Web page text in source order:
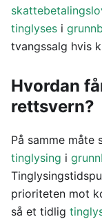
tinglyses i
tvangssalg hvis
Hvordan
rettsvern?
På samme måte
tinglysing i
prioriteten mot
så et tidlig